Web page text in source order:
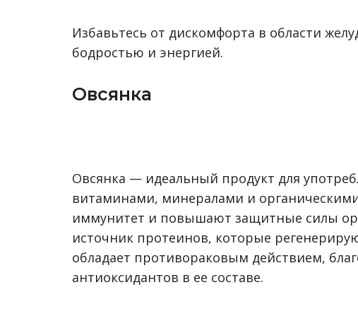
Избавьтесь от дискомфорта в области
бодростью и энергией.
Овсянка
Овсянка — идеальный продукт для
витаминами, минералами и
иммунитет и повышают защитные силы
источник протеинов, которые
обладает противораковым действием,
антиоксидантов в ее составе.